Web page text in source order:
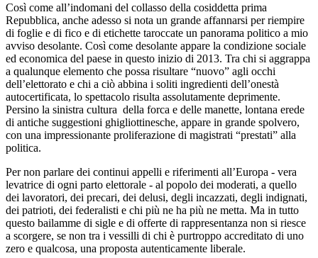
Così come all’indomani del collasso della cosiddetta prima
Repubblica, anche adesso si nota un grande affannarsi per riempire
di foglie e di fico e di etichette taroccate un panorama politico a mio
avviso desolante. Così come desolante appare la condizione sociale
ed economica del paese in questo inizio di 2013. Tra chi si aggrappa
a qualunque elemento che possa risultare “nuovo” agli occhi
dell’elettorato e chi a ciò abbina i soliti ingredienti dell’onestà
autocertificata, lo spettacolo risulta assolutamente deprimente.
Persino la sinistra cultura della forca e delle manette, lontana erede
di antiche suggestioni ghigliottinesche, appare in grande spolvero,
con una impressionante proliferazione di magistrati “prestati” alla
politica.
Per non parlare dei continui appelli e riferimenti all’Europa - vera
levatrice di ogni parto elettorale - al popolo dei moderati, a quello
dei lavoratori, dei precari, dei delusi, degli incazzati, degli indignati,
dei patrioti, dei federalisti e chi più ne ha più ne metta. Ma in tutto
questo bailamme di sigle e di offerte di rappresentanza non si riesce
a scorgere, se non tra i vessilli di chi è purtroppo accreditato di uno
zero e qualcosa, una proposta autenticamente liberale.